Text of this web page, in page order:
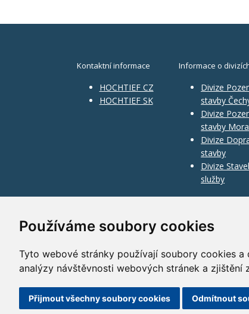
Používáme soubory cookies
Tyto webové stránky používají soubory cookies
analýzy návštěvnosti webových stránek a zjištění
Přijmout všechny soubory cookies Odmítnout
Kontaktní informace
HOCHTIEF CZ
HOCHTIEF SK
Informace o
Divize
stavby
Divize
stavby
Divize
stavby
Divize
služby